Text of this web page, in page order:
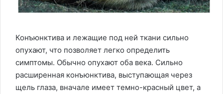
Конъюнктива и лежащие под ней ткани сильно
опухают, что позволяет легко определить
симптомы. Обычно опухают оба века. Сильно
расширенная конъюнктива, выступающая через
щель глаза, вначале имеет темно-красный цвет, а